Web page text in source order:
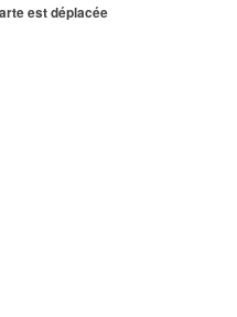
est déplacée